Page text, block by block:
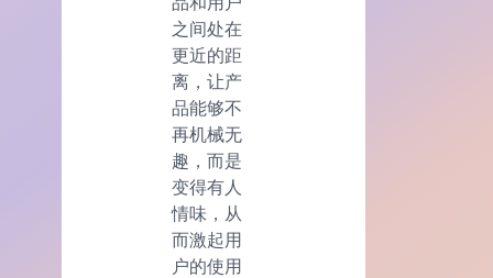
之间处在
更近的距
离，让产
品能够不
再机械无
趣，而是
变得有人
情味，从
而激起用
户的使用